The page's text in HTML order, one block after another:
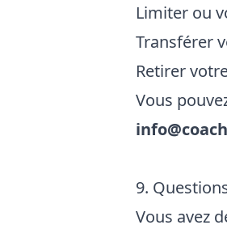
Limiter ou
Transférer
Retirer
Vous
9.
Vous avez